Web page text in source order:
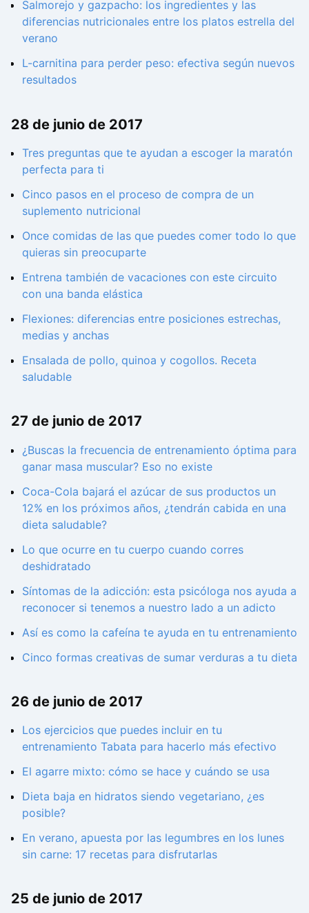
Salmorejo y gazpacho: los ingredientes y las
diferencias nutricionales entre los platos estrella del
verano
L-carnitina para perder peso: efectiva según nuevos
resultados
28 de junio de 2017
Tres preguntas que te ayudan a escoger la maratón
perfecta para ti
Cinco pasos en el proceso de compra de un
suplemento nutricional
Once comidas de las que puedes comer todo lo que
quieras sin preocuparte
Entrena también de vacaciones con este circuito
con una banda elástica
Flexiones: diferencias entre posiciones estrechas,
medias y anchas
Ensalada de pollo, quinoa y cogollos. Receta
saludable
27 de junio de 2017
¿Buscas la frecuencia de entrenamiento óptima para
ganar masa muscular? Eso no existe
Coca-Cola bajará el azúcar de sus productos un
12% en los próximos años, ¿tendrán cabida en una
dieta saludable?
Lo que ocurre en tu cuerpo cuando corres
deshidratado
Síntomas de la adicción: esta psicóloga nos ayuda a
reconocer si tenemos a nuestro lado a un adicto
Así es como la cafeína te ayuda en tu entrenamiento
Cinco formas creativas de sumar verduras a tu dieta
26 de junio de 2017
Los ejercicios que puedes incluir en tu
entrenamiento Tabata para hacerlo más efectivo
El agarre mixto: cómo se hace y cuándo se usa
Dieta baja en hidratos siendo vegetariano, ¿es
posible?
En verano, apuesta por las legumbres en los lunes
sin carne: 17 recetas para disfrutarlas
25 de junio de 2017